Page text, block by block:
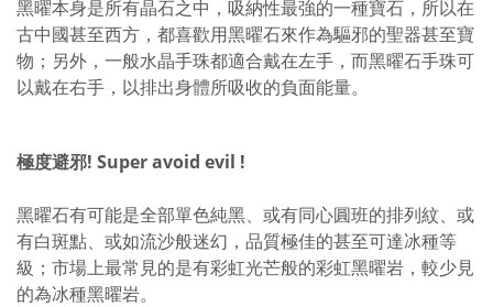
黑曜本身是所有晶石之中，吸納性最強的一種寶石，所以在
古中國甚至西方，都喜歡用黑曜石來作為驅邪的聖器甚至寶
物；另外，一般水晶手珠都適合戴在左手，而黑曜石手珠可
以戴在右手，以排出身體所吸收的負面能量。
極度避邪! Super avoid evil !
黑曜石有可能是全部單色純黑、或有同心圓班的排列紋、或
有白斑點、或如流沙般迷幻，品質極佳的甚至可達冰種等
級；市場上最常見的是有彩虹光芒般的彩虹黑曜岩，較少見
的為冰種黑曜岩。